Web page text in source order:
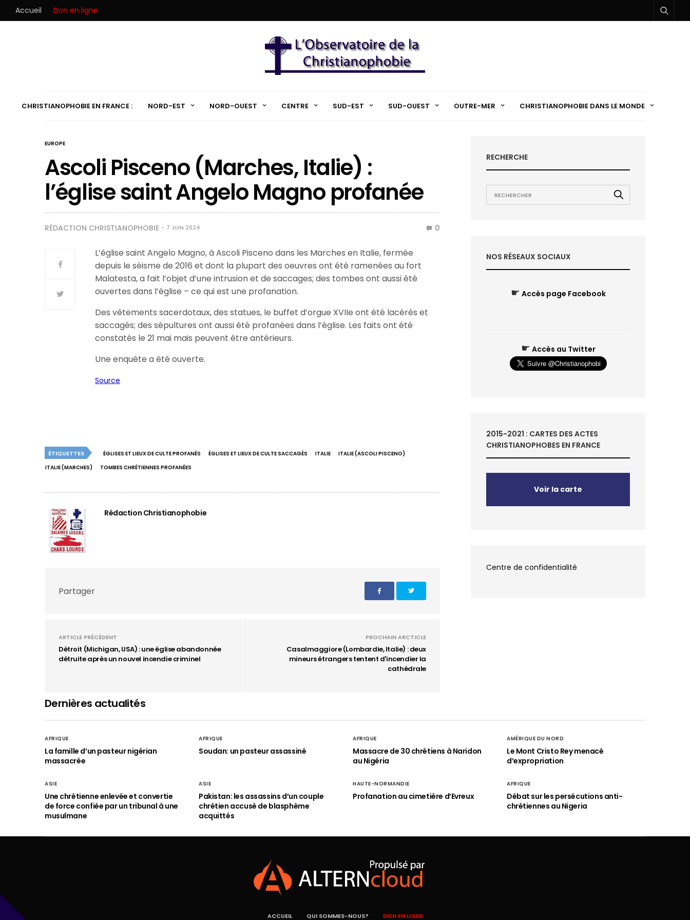
Accueil Don en ligne
CHRISTIANOPHOBIE EN FRANCE : NORD-EST NORD-OUEST CENTRE SUD-EST SUD-OUEST OUTRE-MER CHRISTIANOPHOBIE DANS LE MONDE
EUROPE
Ascoli Pisceno (Marches, Italie) :
l’église saint Angelo Magno profanée
RÉDACTION CHRISTIANOPHOBIE 7 JUIN 2024 0
L’église saint Angelo Magno, à Ascoli Pisceno dans les Marches en Italie, fermée
depuis le séisme de 2016 et dont la plupart des oeuvres ont été ramenées au fort
Malatesta, a fait l’objet d’une intrusion et de saccages; des tombes ont aussi été
ouvertes dans l’église – ce qui est une profanation.
Des vêtements sacerdotaux, des statues, le buffet d’orgue XVIIe ont été lacérés et
saccagés; des sépultures ont aussi été profanées dans l’église. Les faits ont été
constatés le 21 mai mais peuvent être antérieurs.
Une enquête a été ouverte.
Source
ÉTIQUETTES ÉGLISES ET LIEUX DE CULTE PROFANÉS ÉGLISES ET LIEUX DE CULTE SACCAGÉS ITALIE
ITALIE (ASCOLI PISCENO)
ITALIE (MARCHES)
TOMBES CHRÉTIENNES PROFANÉES
Rédaction Christianophobie
Partager
ARTICLE PRÉCÉDENT
Détroit (Michigan, USA) : une église abandonnée
détruite après un nouvel incendie criminel
PROCHAIN ARCTICLE
Casalmaggiore (Lombardie, Italie) : deux
mineurs étrangers tentent d'incendier la
cathédrale
RECHERCHE
NOS RÉSEAUX SOCIAUX
☛ Accès page Facebook
☛ Accès au Twitter
2015-2021 : CARTES DES ACTES
CHRISTIANOPHOBES EN FRANCE
Voir la carte
Centre de confidentialité
Dernières actualités
AFRIQUE
La famille d’un pasteur nigérian
massacrée
AFRIQUE
Soudan: un pasteur assassiné
AFRIQUE
Massacre de 30 chrétiens à Naridon
au Nigéria
AMÉRIQUE DU NORD
Le Mont Cristo Rey menacé
d’expropriation
ASIE
Une chrétienne enlevée et convertie
de force confiée par un tribunal à une
musulmane
ASIE
Pakistan: les assassins d’un couple
chrétien accusé de blasphème
acquittés
HAUTE-NORMANDIE
Profanation au cimetière d’Evreux
AFRIQUE
Débat sur les persécutions anti-
chrétiennes au Nigeria
ACCUEIL QUI SOMMES-NOUS? DON EN LIGNE